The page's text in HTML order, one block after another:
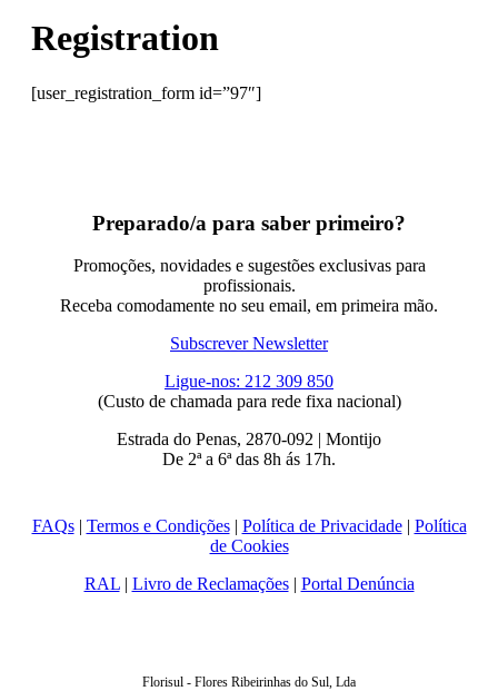
Registration
[user_registration_form id=”97″]
Preparado/a para saber primeiro?
Promoções, novidades e sugestões exclusivas para
profissionais.
Receba comodamente no seu email, em primeira mão.
Subscrever Newsletter
Ligue-nos: 212 309 850
(Custo de chamada para rede fixa nacional)
Estrada do Penas, 2870-092 | Montijo
De 2ª a 6ª das 8h ás 17h.
FAQs| Termos e Condições| Política de Privacidade| Política
de Cookies
RAL| Livro de Reclamações| Portal Denúncia
Florisul - Flores Ribeirinhas do Sul, Lda